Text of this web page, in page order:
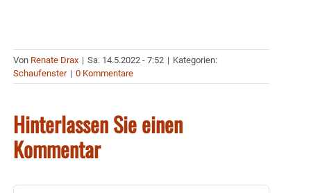
Von Renate Drax | Sa. 14.5.2022 - 7:52 | Kategorien:
Schaufenster | 0 Kommentare
Hinterlassen Sie einen
Kommentar